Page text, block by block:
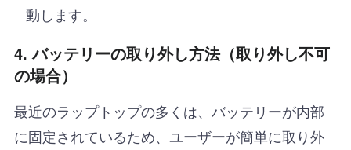
動します。
4.バッテリーの取り外し方法（取り外し不可
の場合）
最近のラップトップの多くは、バッテリーが内部
に固定されているため、ユーザーが簡単に取り外